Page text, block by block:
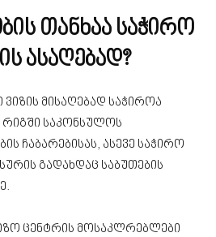
თანხაა საჭირო
ასაღებად?
მისაღებად საჭიროა
საკონსულოს
ჩაბარებისას, ასევე საჭირო
გადახდაც საბუთების
ცენტრის მოსაკლრებლები